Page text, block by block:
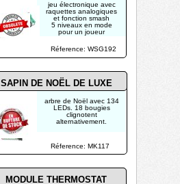
SAPIN DE NOËL DE LUXE
arbre de Noël avec 134
LEDs. 18 bougies
clignotent
alternativement.
jeu électronique avec
raquettes analogiques
et fonction smash
5 niveaux en mode
pour un joueur
multijoueur
3 angles de frappe
sortie vidéo VGA
Réference: MK117
Réference: WSG192
MODULE THERMOSTAT